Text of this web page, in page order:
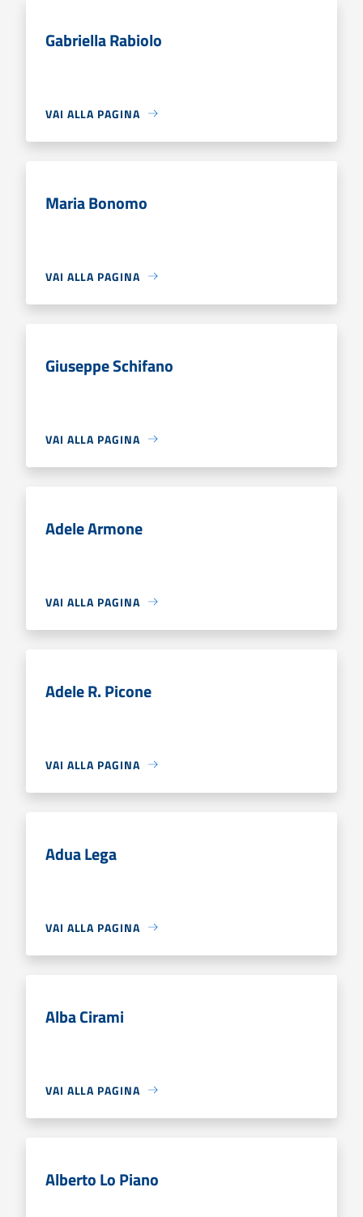
Gabriella Rabiolo
VAI ALLA PAGINA
Maria Bonomo
VAI ALLA PAGINA
Giuseppe Schifano
VAI ALLA PAGINA
Adele Armone
VAI ALLA PAGINA
Adele R. Picone
VAI ALLA PAGINA
Adua Lega
VAI ALLA PAGINA
Alba Cirami
VAI ALLA PAGINA
Alberto Lo Piano